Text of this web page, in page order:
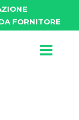
FORNITORE